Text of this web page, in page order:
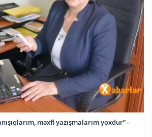
məxfi yazışmalarım yoxdur” -